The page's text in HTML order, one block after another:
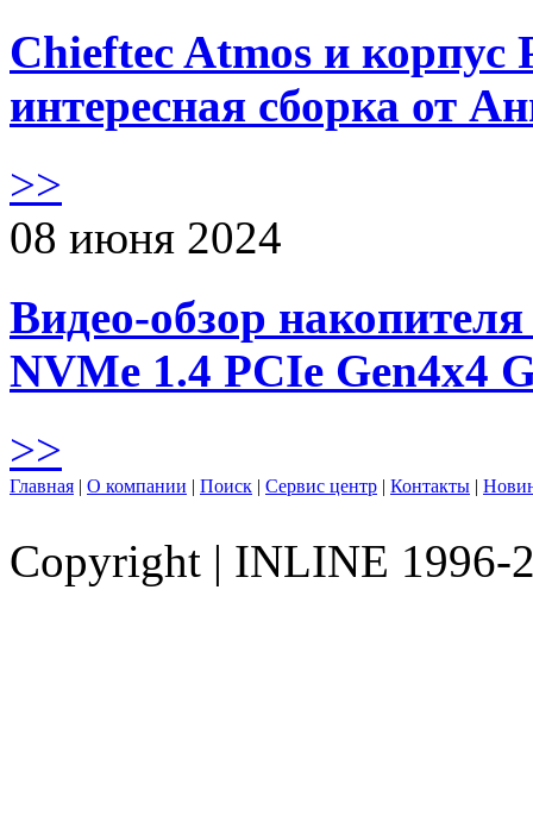
Chieftec Atmos и корпус
интересная сборка от
>>
08 июня 2024
Видео-обзор
NVMe 1.4 PCIe Gen4х4
>>
Главная | О компании | Поиск | Сервис центр | Контакты |
Copyright | INLINE 1996-